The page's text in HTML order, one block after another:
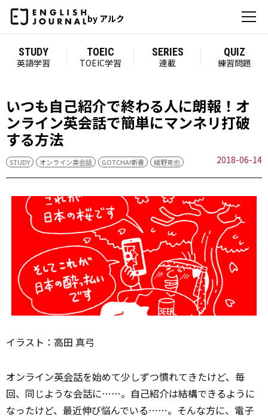
by アルク
STUDY
英語学習
TOEIC
TOEIC学習
SERIES
連載
QUIZ
練習問題
いつも自己紹介で終わる人に朗報！オ
ンライン英会話で簡単にマンネリ打破
する方法
STUDY オンライン英会話 GOTCHA!新書 嬉野克也 2018-06-14
イラスト：高田 真弓
オンライン英会話を始めて少しずつ慣れてきたけど、毎
回、同じような会話に……。自己紹介は結構できるように
なったけど、最近伸び悩んでいる……。そんな方に、電子